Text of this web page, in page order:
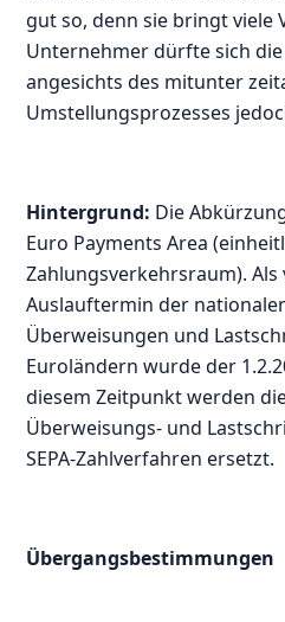
gut so, denn sie bringt viele
Unternehmer dürfte sich
angesichts des mitunter
Umstellungsprozesses
Hintergrund: Die
Euro Payments Area
Zahlungsverkehrsraum).
Auslauftermin der
Überweisungen und
Euroländern wurde der
diesem Zeitpunkt werden
Überweisungs- und
SEPA-Zahlverfahren ersetzt.
Übergangsbestimmungen